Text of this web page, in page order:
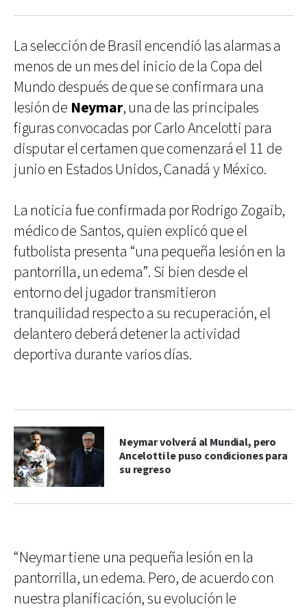
La selección de Brasil encendió las alarmas a
menos de un mes del inicio de la Copa del
Mundo después de que se confirmara una
lesión de Neymar, una de las principales
figuras convocadas por Carlo Ancelotti para
disputar el certamen que comenzará el 11 de
junio en Estados Unidos, Canadá y México.
La noticia fue confirmada por Rodrigo Zogaib,
médico de Santos, quien explicó que el
futbolista presenta “una pequeña lesión en la
pantorrilla, un edema”. Si bien desde el
entorno del jugador transmitieron
tranquilidad respecto a su recuperación, el
delantero deberá detener la actividad
deportiva durante varios días.
Neymar volverá al Mundial, pero
Ancelotti le puso condiciones para
su regreso
“Neymar tiene una pequeña lesión en la
pantorrilla, un edema. Pero, de acuerdo con
nuestra planificación, su evolución le